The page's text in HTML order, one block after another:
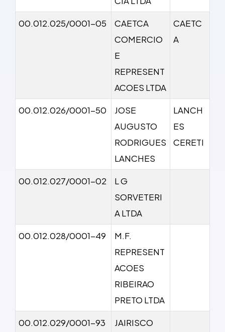
00.012.025/0001-05
CAETCA
COMERCIO
E
REPRESENT
ACOES LTDA
CAETC
A
00.012.026/0001-50
JOSE
AUGUSTO
RODRIGUES
LANCHES
LANCH
ES
CERETI
00.012.027/0001-02
L G
SORVETERI
A LTDA
00.012.028/0001-49
M.F.
REPRESENT
ACOES
RIBEIRAO
PRETO LTDA
00.012.029/0001-93
JAIRISCO